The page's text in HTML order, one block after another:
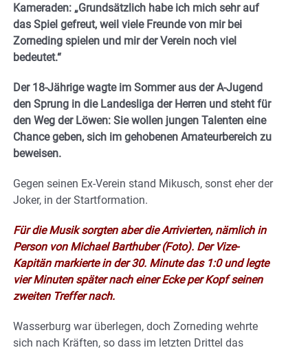
Kameraden: „Grundsätzlich habe ich mich sehr auf
das Spiel gefreut, weil viele Freunde von mir bei
Zorneding spielen und mir der Verein noch viel
bedeutet.“
Der 18-Jährige wagte im Sommer aus der A-Jugend
den Sprung in die Landesliga der Herren und steht für
den Weg der Löwen: Sie wollen jungen Talenten eine
Chance geben, sich im gehobenen Amateurbereich zu
beweisen.
Gegen seinen Ex-Verein stand Mikusch, sonst eher der
Joker, in der Startformation.
Für die Musik sorgten aber die Arrivierten, nämlich in
Person von Michael Barthuber (Foto). Der Vize-
Kapitän markierte in der 30. Minute das 1:0 und legte
vier Minuten später nach einer Ecke per Kopf seinen
zweiten Treffer nach.
Wasserburg war überlegen, doch Zorneding wehrte
sich nach Kräften, so dass im letzten Drittel das